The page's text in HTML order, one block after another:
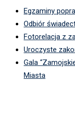
Egzaminy
Odbiór
Fotorelacja z
Uroczyste
Gala
Miasta